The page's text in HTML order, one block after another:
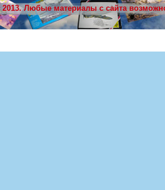
Любые материалы с сайта